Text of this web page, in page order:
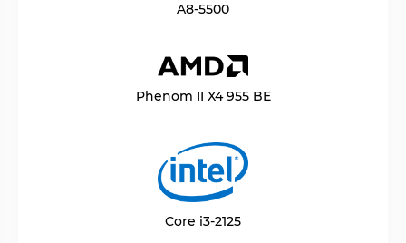
A8-5500
Phenom II X4 955 BE
Core i3-2125